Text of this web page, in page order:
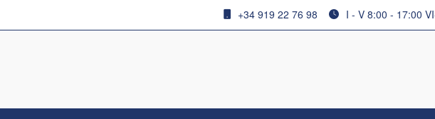
I - V 8:00 - 17:00
+34 919 22 76 98